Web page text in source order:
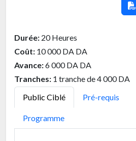
Durée: 20 Heures
Coût: 10 000 DA DA
Avance:6 000 DA DA
Tranches: 1 tranche de 4 000 DA
Public Ciblé
Pré-requis
Programme